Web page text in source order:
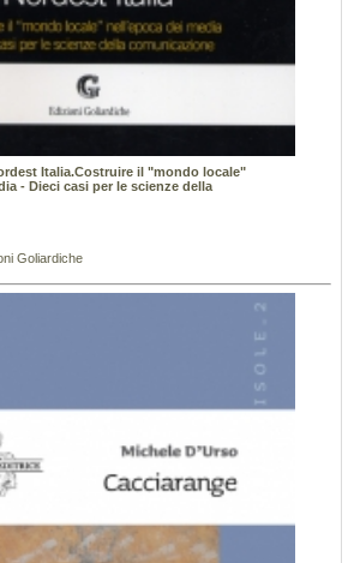
Italia.Costruire il "mondo locale"
- Dieci casi per le scienze della
Goliardiche